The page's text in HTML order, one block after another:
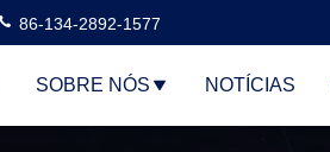
86-134-2892-1577
SOBRE NÓS NOTÍCIAS